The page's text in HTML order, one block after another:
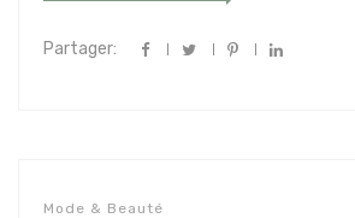
Partager:
Mode & Beauté